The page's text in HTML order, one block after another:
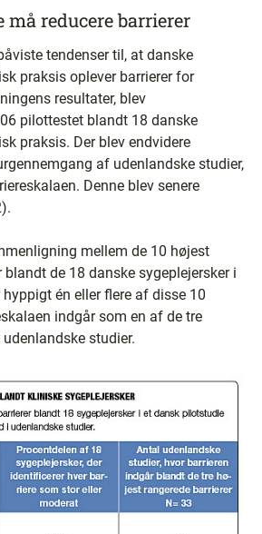
må reducere barrierer
tendenser til, at danske
praksis oplever barrierer for
resultater, blev
pilottestet blandt 18 danske
praksis. Der blev endvidere
af udenlandske studier,
Denne blev senere
mellem de 10 højest
blandt de 18 danske sygeplejersker i
én eller flere af disse 10
indgår som en af de tre
studier.